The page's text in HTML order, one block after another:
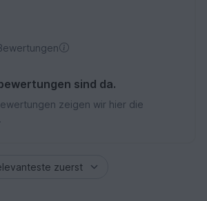
sind da.
zeigen wir hier die